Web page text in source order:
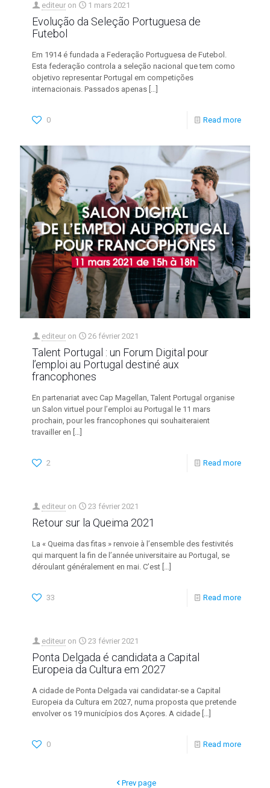
editeur on 1 mars 2021
Evolução da Seleção Portuguesa de
Futebol
Em 1914 é fundada a Federação Portuguesa de Futebol.
Esta federação controla a seleção nacional que tem como
objetivo representar Portugal em competições
internacionais. Passados apenas […]
0 Read more
editeur on 26 février 2021
Talent Portugal : un Forum Digital pour
l’emploi au Portugal destiné aux
francophones
En partenariat avec Cap Magellan, Talent Portugal organise
un Salon virtuel pour l’emploi au Portugal le 11 mars
prochain, pour les francophones qui souhaiteraient
travailler en […]
2 Read more
editeur on 23 février 2021
Retour sur la Queima 2021
La « Queima das fitas » renvoie à l’ensemble des festivités
qui marquent la fin de l’année universitaire au Portugal, se
déroulant généralement en mai. C’est […]
33 Read more
editeur on 23 février 2021
Ponta Delgada é candidata a Capital
Europeia da Cultura em 2027
A cidade de Ponta Delgada vai candidatar-se a Capital
Europeia da Cultura em 2027, numa proposta que pretende
envolver os 19 municípios dos Açores. A cidade […]
0 Read more
Prev page